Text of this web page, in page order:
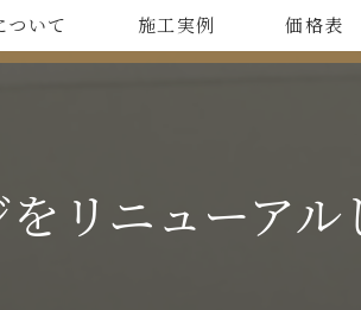
ついて 施工実例 価格表
リニューアル